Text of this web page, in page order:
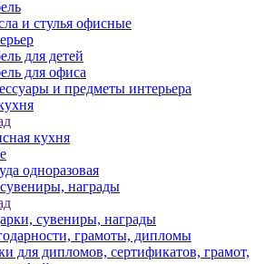
и стулья офисные
для детей
для офиса
и предметы интерьера
кухня
одноразовая
награды
сувениры, награды
грамоты, дипломы
для дипломов, сертификатов, грамот,